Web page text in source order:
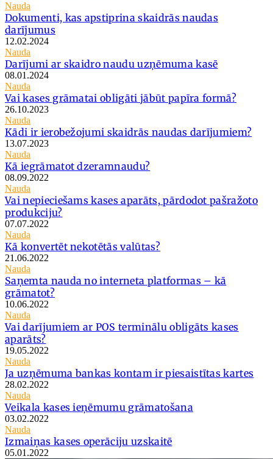
Nauda
Dokumenti, kas apstiprina skaidrās naudas
darījumus
12.02.2024
Nauda
Darījumi ar skaidro naudu uzņēmuma kasē
08.01.2024
Nauda
Vai kases grāmatai obligāti jābūt papīra formā?
26.10.2023
Nauda
Kādi ir ierobežojumi skaidrās naudas darījumiem?
13.07.2023
Nauda
Kā iegrāmatot dzeramnaudu?
08.09.2022
Nauda
Vai nepieciešams kases aparāts, pārdodot pašražoto
produkciju?
07.07.2022
Nauda
Kā konvertēt nekotētās valūtas?
21.06.2022
Nauda
Saņemta nauda no interneta platformas – kā
grāmatot?
10.06.2022
Nauda
Vai darījumiem ar POS terminālu obligāts kases
aparāts?
19.05.2022
Nauda
Ja uzņēmuma bankas kontam ir piesaistītas kartes
28.02.2022
Nauda
Veikala kases ieņēmumu grāmatošana
03.02.2022
Nauda
Izmaiņas kases operāciju uzskaitē
05.01.2022